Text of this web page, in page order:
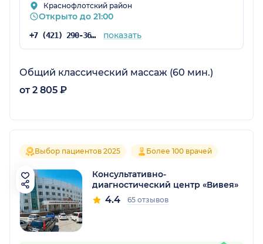
Краснофлотский район
Открыто до 21:00
+7 (421) 290-36-10 показать
Общий классический массаж (60 мин.)
от 2 805 ₽
Выбор пациентов 2025 Более 100 врачей
Консультативно-
диагностический центр «Вивея»
4.4 65 отзывов